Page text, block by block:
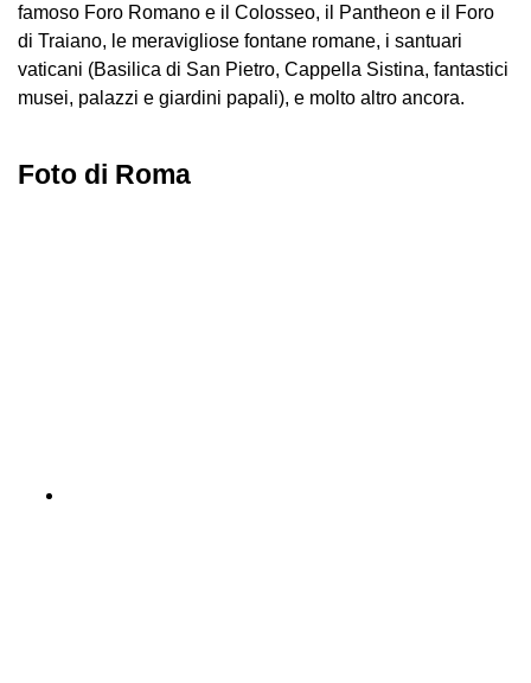
famoso Foro Romano e il Colosseo, il Pantheon e il Foro
di Traiano, le meravigliose fontane romane, i santuari
vaticani (Basilica di San Pietro, Cappella Sistina, fantastici
musei, palazzi e giardini papali), e molto altro ancora.
Foto di Roma